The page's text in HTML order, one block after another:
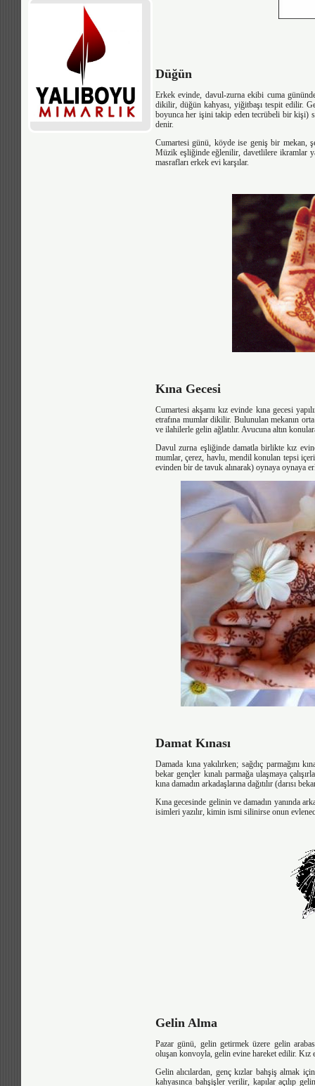
Düğün
Erkek evinde, davul-zurna ekibi cuma
dikilir, düğün kahyası, yiğitbaşı tespit edilir.
boyunca her işini takip eden tecrübeli bir kişi)
denir.
Cumartesi günü, köyde ise geniş bir mekan,
Müzik eşliğinde eğlenilir, davetlilere ikramlar
masrafları erkek evi karşılar.
Kına Gecesi
Cumartesi akşamı kız evinde kına gecesi
etrafına mumlar dikilir. Bulunulan mekanın
ve ilahilerle gelin ağlatılır. Avucuna altın
Davul zurna eşliğinde damatla birlikte kız
mumlar, çerez, havlu, mendil konulan tepsi
evinden bir de tavuk alınarak) oynaya oynaya
Damat Kınası
Damada kına yakılırken; sağdıç parmağını
bekar gençler kınalı parmağa ulaşmaya
kına damadın arkadaşlarına dağıtılır (darısı
Kına gecesinde gelinin ve damadın yanında
isimleri yazılır, kimin ismi silinirse onun
Gelin Alma
Pazar günü, gelin getirmek üzere gelin
oluşan konvoyla, gelin evine hareket edilir. Kız
Gelin alıcılardan, genç kızlar bahşiş almak
kahyasınca bahşişler verilir, kapılar açılıp